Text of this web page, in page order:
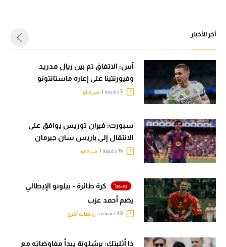
أخر الأخبار
آس: الاتفاق تم بين ريال مدريد
وفيورنتينا على إعارة ماستانتونو
ميركاتو
سبورت: فيران توريس يوافق على
الانتقال إلى باريس سان جيرمان
ميركاتو
كرة طائرة - بيلونو الإيطالي
يضم أحمد عزب
رياضات أخرى
ذا أثليتك: برشلونة يبدأ مفاوضاته مع